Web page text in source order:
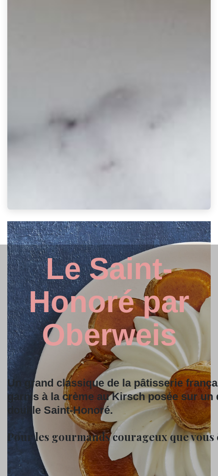
Le Saint-
Honoré par
Oberweis
Un grand classique de la pâtisserie
garnis à la crème au Kirsch posée sur
douille Saint-Honoré.
Pour les gourmands courageux que